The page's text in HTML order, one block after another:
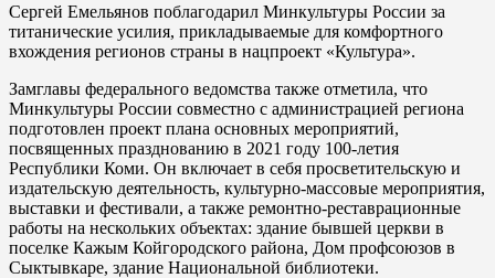
Сергей Емельянов поблагодарил Минкультуры России за
титанические усилия, прикладываемые для комфортного
вхождения регионов страны в нацпроект «Культура».
Замглавы федерального ведомства также отметила, что
Минкультуры России совместно с администрацией региона
подготовлен проект плана основных мероприятий,
посвященных празднованию в 2021 году 100-летия
Республики Коми. Он включает в себя просветительскую и
издательскую деятельность, культурно-массовые мероприятия,
выставки и фестивали, а также ремонтно-реставрационные
работы на нескольких объектах: здание бывшей церкви в
поселке Кажым Койгородского района, Дом профсоюзов в
Сыктывкаре, здание Национальной библиотеки.